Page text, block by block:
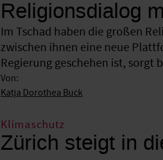
Religionsdialog
Im Tschad haben die großen
zwischen ihnen eine neue
Regierung geschehen ist, sorgt
Von:
Katja Dorothea Buck
Klimaschutz
Zürich steigt in